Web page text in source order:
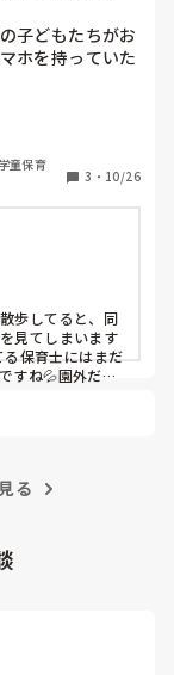
子どもたちがお
ホを持っていた
ってしばらく見
配になりまし
童保育
3 ・ 10/26
歩してると、同
見てしまいます
保育士にはまだ
すね💦園外だと
る